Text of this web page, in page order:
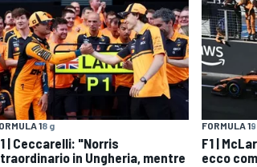
18 g
| Ceccarelli: "Norris
in Ungheria, mentre
FORMULA 1
F1 |
ecco